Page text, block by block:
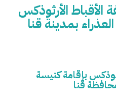
الأرثوذكس
بمدينة قنا
بإقامة كنيسة
قنا